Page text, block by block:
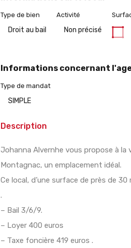
Type de bien
Droit au bail
Activité
Non précisé
Informations concernant
Type de mandat
SIMPLE
Description
Johanna Alvernhe vous propose à
Montagnac, un emplacement idéal.
Ce local, d’une surface de près de
.
– Bail 3/6/9.
– Loyer 400 euros
– Taxe foncière 419 euros .